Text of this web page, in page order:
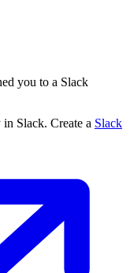
you to a Slack
Slack. Create a Slack